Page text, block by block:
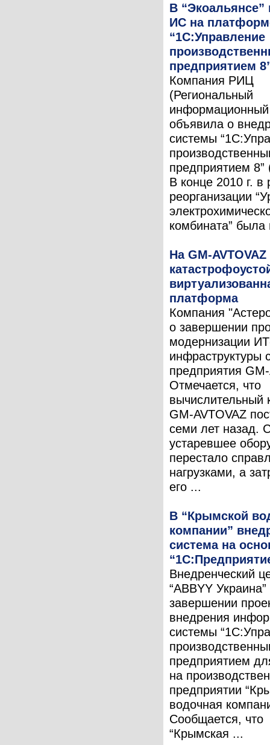
В “Экоальянсе”
ИС на
“1С:Управление
предприятием
Компания РИЦ
(Региональный
информационный
объявила о
системы
предприятием
В конце 2010 г. в
реорганизации
комбината”
На GM-
платформа
Компания
о завершении
модернизации
инфраструктуры
предприятия
Отмечается, что
вычислительный
GM-AVTOVAZ
семи лет назад.
устаревшее
перестало
нагрузками, а
его ...
В “Крымской
компании”
система на
Внедренческий
“ABBYY
завершении
внедрения
системы
предприятием
на
предприятии
водочная
Сообщается, что
“Крымская ...